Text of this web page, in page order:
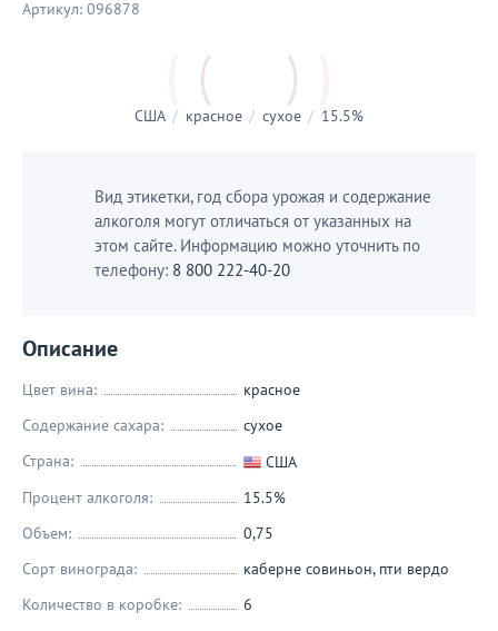
Артикул: 096878
США / красное / сухое / 15.5%
Вид этикетки, год сбора урожая и содержание
алкоголя могут отличаться от указанных на
этом сайте. Информацию можно уточнить по
телефону: 8 800 222-40-20
Описание
Цвет вина:
красное
Содержание сахара:
сухое
Страна:
США
Процент алкоголя:
15.5%
Объем:
0,75
Сорт винограда:
каберне совиньон, пти вердо
Количество в коробке:
6